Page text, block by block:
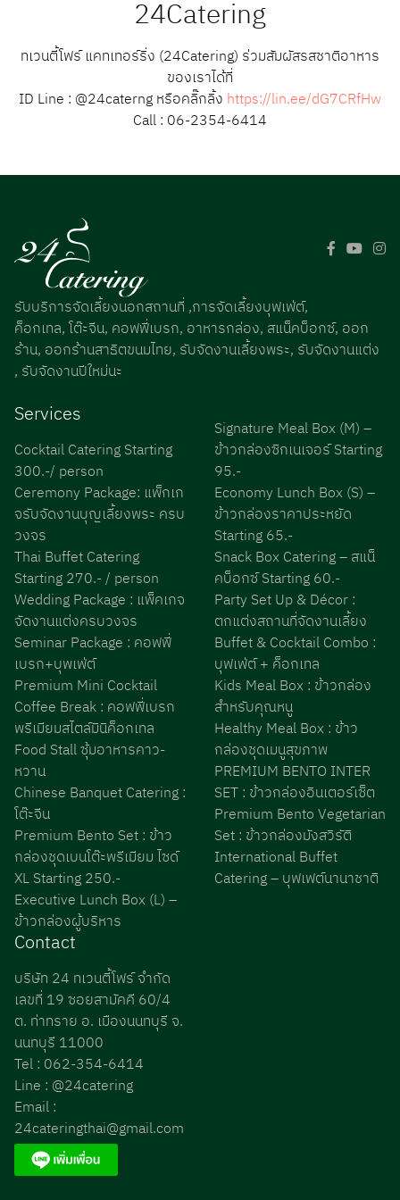
24Catering
ทเวนตี้โฟร์ แคทเทอร์ริ่ง (24Catering) ร่วมสัมผัสรสชาติอาหาร
ของเราได้ที่
ID Line : @24caterng หรือคลิ๊กลิ้ง https://lin.ee/dG7CRfHw
Call : 06-2354-6414
รับบริการจัดเลี้ยงนอกสถานที่ ,การจัดเลี้ยงบุฟเฟ่ต์,
ค็อกเทล, โต๊ะจีน, คอฟฟี่เบรก, อาหารกล่อง, สแน็คบ็อกซ์, ออก
ร้าน, ออกร้านสาธิตขนมไทย, รับจัดงานเลี้ยงพระ, รับจัดงานแต่ง
, รับจัดงานปีใหม่นะ
Services
Cocktail Catering Starting
300.-/ person
Ceremony Package: แพ็กเก
จรับจัดงานบุญเลี้ยงพระ ครบ
วงจร
Thai Buffet Catering
Starting 270.- / person
Wedding Package : แพ็คเกจ
จัดงานแต่งครบวงจร
Seminar Package : คอฟฟี่
เบรก+บุพเฟ่ต์
Premium Mini Cocktail
Coffee Break : คอฟฟี่เบรก
พรีเมียมสไตล์มินิค็อกเทล
Food Stall ซุ้มอาหารคาว-
หวาน
Chinese Banquet Catering :
โต๊ะจีน
Premium Bento Set : ข้าว
กล่องชุดเบนโต๊ะพรีเมียม ไซด์
XL Starting 250.-
Executive Lunch Box (L) –
ข้าวกล่องผู้บริหาร
Signature Meal Box (M) –
ข้าวกล่องซิกเนเจอร์ Starting
95.-
Economy Lunch Box (S) –
ข้าวกล่องราคาประหยัด
Starting 65.-
Snack Box Catering – สแน็
คบ็อกซ์ Starting 60.-
Party Set Up & Décor :
ตกแต่งสถานที่จัดงานเลี้ยง
Buffet & Cocktail Combo :
บุฟเฟ่ต์ + ค็อกเทล
Kids Meal Box : ข้าวกล่อง
สำหรับคุณหนู
Healthy Meal Box : ข้าว
กล่องชุดเมนูสุขภาพ
PREMIUM BENTO INTER
SET : ข้าวกล่องอินเตอร์เซ็ต
Premium Bento Vegetarian
Set : ข้าวกล่องมังสวิรัติ
International Buffet
Catering – บุฟเฟต์นานาชาติ
Contact
บริษัท 24 ทเวนตี้โฟร์ จำกัด
เลขที่ 19 ซอยสามัคคี 60/4
ต. ท่าทราย อ. เมืองนนทบุรี จ.
นนทบุรี 11000
Tel : 062-354-6414
Line : @24catering
Email :
24cateringthai@gmail.com